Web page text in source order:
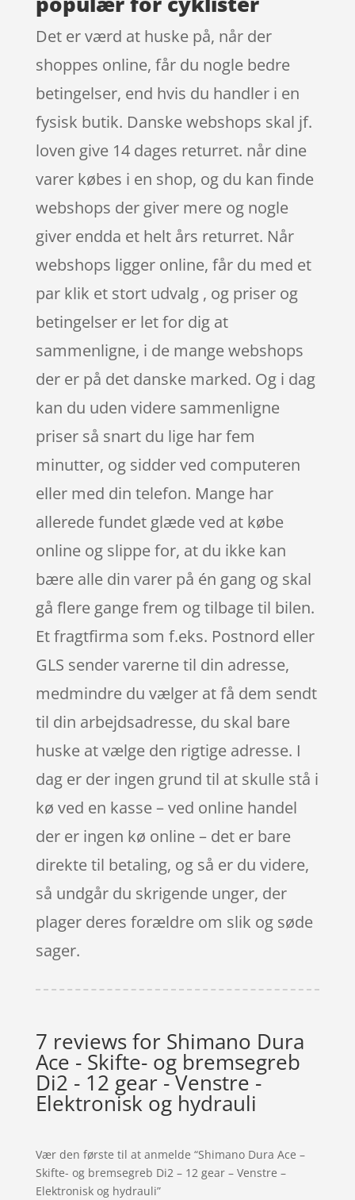
Det er værd at huske på, når der
shoppes online, får du nogle bedre
betingelser, end hvis du handler i en
fysisk butik. Danske webshops skal jf.
loven give 14 dages returret. når dine
varer købes i en shop, og du kan finde
webshops der giver mere og nogle
giver endda et helt års returret. Når
webshops ligger online, får du med et
par klik et stort udvalg , og priser og
betingelser er let for dig at
sammenligne, i de mange webshops
der er på det danske marked. Og i dag
kan du uden videre sammenligne
priser så snart du lige har fem
minutter, og sidder ved computeren
eller med din telefon. Mange har
allerede fundet glæde ved at købe
online og slippe for, at du ikke kan
bære alle din varer på én gang og skal
gå flere gange frem og tilbage til bilen.
Et fragtfirma som f.eks. Postnord eller
GLS sender varerne til din adresse,
medmindre du vælger at få dem sendt
til din arbejdsadresse, du skal bare
huske at vælge den rigtige adresse. I
dag er der ingen grund til at skulle stå i
kø ved en kasse – ved online handel
der er ingen kø online – det er bare
direkte til betaling, og så er du videre,
så undgår du skrigende unger, der
plager deres forældre om slik og søde
sager.
7 reviews for Shimano Dura
Ace - Skifte- og bremsegreb
Di2 - 12 gear - Venstre -
Elektronisk og hydrauli
Vær den første til at anmelde “Shimano Dura Ace –
Skifte- og bremsegreb Di2 – 12 gear – Venstre –
Elektronisk og hydrauli”